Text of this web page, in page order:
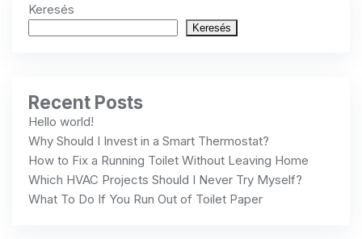
Keresés
Keresés
Recent Posts
Hello world!
Why Should I Invest in a Smart Thermostat?
How to Fix a Running Toilet Without Leaving Home
Which HVAC Projects Should I Never Try Myself?
What To Do If You Run Out of Toilet Paper